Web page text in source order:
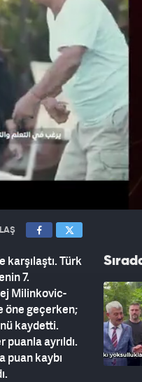
karşılaştı. Türk
7.
Milinkovic-
öne geçerken;
kaydetti.
ayrıldı.
puan kaybı